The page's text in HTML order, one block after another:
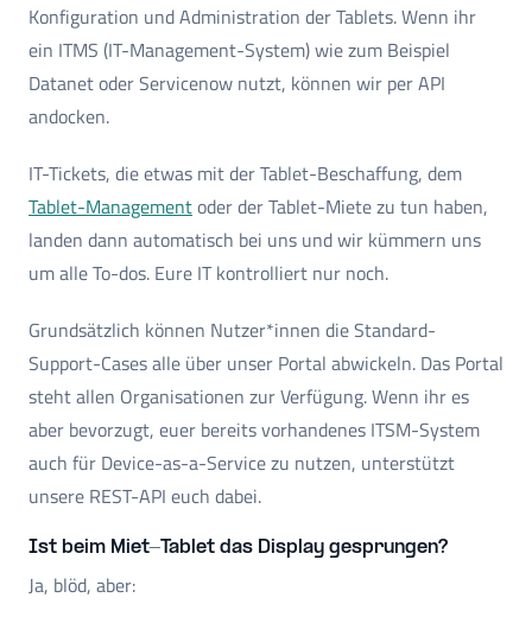
Konfiguration und Administration der Tablets. Wenn ihr
ein ITMS (IT-Management-System) wie zum Beispiel
Datanet oder Servicenow nutzt, können wir per API
andocken.
IT-Tickets, die etwas mit der Tablet-Beschaffung, dem
Tablet-Managementoder der Tablet-Miete zu tun haben,
landen dann automatisch bei uns und wir kümmern uns
um alle To-dos. Eure IT kontrolliert nur noch.
Grundsätzlich können Nutzer*innen die Standard-
Support-Cases alle über unser Portal abwickeln. Das Portal
steht allen Organisationen zur Verfügung. Wenn ihr es
aber bevorzugt, euer bereits vorhandenes ITSM-System
auch für Device-as-a-Service zu nutzen, unterstützt
unsere REST-API euch dabei.
Ist beim Miet-Tablet das Display gesprungen?
Ja, blöd, aber: